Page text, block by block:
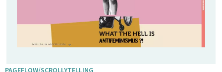
PAGEFLOW/SCROLLYTELLING